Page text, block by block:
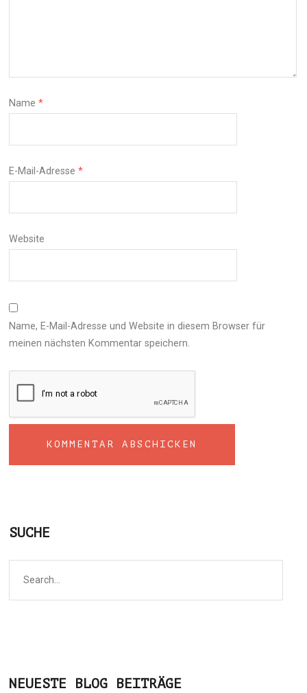
Name*
E-Mail-Adresse*
Website
Name, E-Mail-Adresse und Website in diesem Browser für
meinen nächsten Kommentar speichern.
SUCHE
NEUESTE BLOG BEITRÄGE